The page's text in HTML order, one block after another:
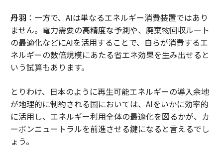
丹羽 ：一方で、AIは単なるエネルギー消費装置ではあり
ません。電力需要の高精度な予測や、廃棄物回収ルート
の最適化などにAIを活用することで、自らが消費するエ
ネルギーの数倍規模にあたる省エネ効果を生み出せると
いう試算もあります。
とりわけ、日本のように再生可能エネルギーの導入余地
が地理的に制約される国においては、AIをいかに効率的
に活用し、エネルギー利用全体の最適化を図るかが、カ
ーボンニュートラルを前進させる鍵になると言えるでし
ょう。